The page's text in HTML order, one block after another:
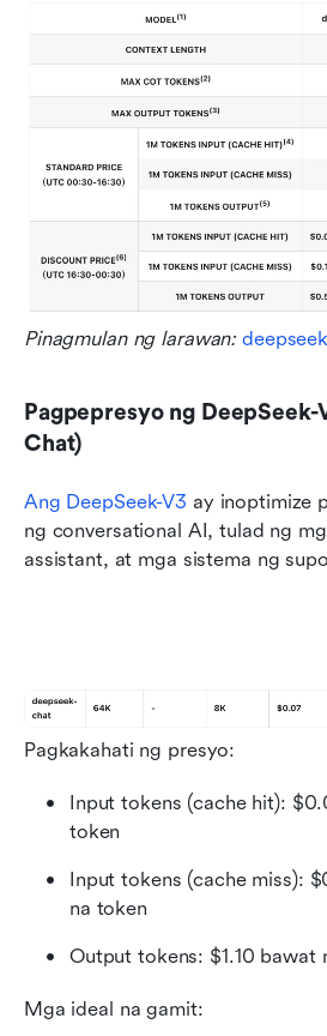
Pinagmulan ng larawan:
Pagpepresyo ng DeepSeek-
Chat)
Ang DeepSeek-V3 ay inoptimize
ng conversational AI, tulad ng
assistant, at mga sistema ng
Pagkakahati ng presyo:
Input tokens (cache hit):
token
Input tokens (cache miss):
na token
Output tokens: $1.10 bawat
Mga ideal na gamit: